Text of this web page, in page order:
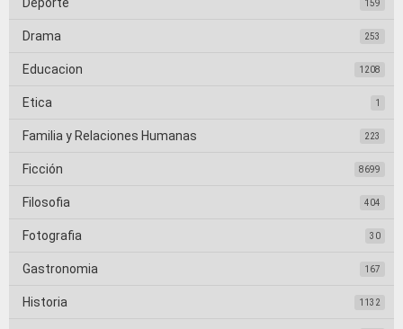
Deporte 159
Drama 253
Educacion 1208
Etica 1
Familia y Relaciones Humanas 223
Ficción 8699
Filosofia 404
Fotografia 30
Gastronomia 167
Historia 1132